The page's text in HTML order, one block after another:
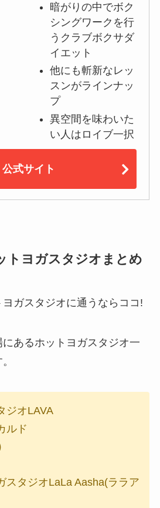
暗がりの中でボク
シングワークを行
うクラブボクサダ
イエット
他にも斬新なレッ
スンがラインナッ
プ
異空間を味わいた
い人はロイブ一択
公式サイト
トヨガスタジオまとめ
ガスタジオに通うならココ!
あるホットヨガスタジオ一
ジオLAVA
ルド
スタジオLaLa Aasha(ララア